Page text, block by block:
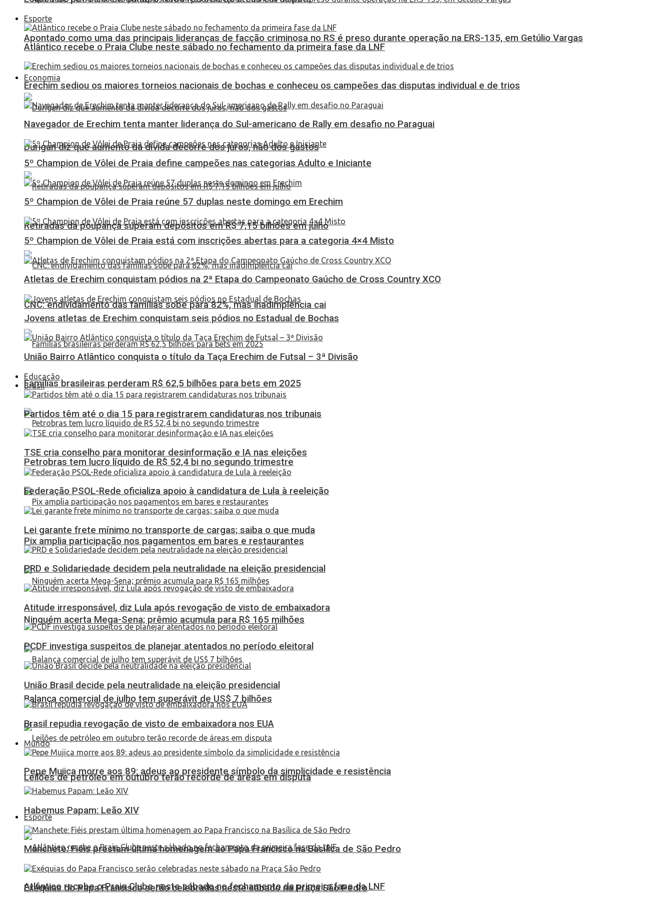
Apontado como uma das principais lideranças de facção criminosa no RS é preso durante operação na ERS-135, em Getúlio Vargas
Economia
Durigan diz que aumento da dívida decorre dos juros, não dos gastos
Retiradas da poupança superam depósitos em R$ 7,15 bilhões em julho
CNC: endividamento das famílias sobe para 82%, mas inadimplência cai
Famílias brasileiras perderam R$ 62,5 bilhões para bets em 2025
Petrobras tem lucro líquido de R$ 52,4 bi no segundo trimestre
Pix amplia participação nos pagamentos em bares e restaurantes
Ninguém acerta Mega-Sena; prêmio acumula para R$ 165 milhões
Balança comercial de julho tem superávit de US$ 7 bilhões
Leilões de petróleo em outubro terão recorde de áreas em disputa
Esporte
Atlântico recebe o Praia Clube neste sábado no fechamento da primeira fase da LNF
Esporte
Atlântico recebe o Praia Clube neste sábado no fechamento da primeira fase da LNF
Erechim sediou os maiores torneios nacionais de bochas e conheceu os campeões das disputas individual e de trios
Navegador de Erechim tenta manter liderança do Sul-americano de Rally em desafio no Paraguai
5º Champion de Vôlei de Praia define campeões nas categorias Adulto e Iniciante
5º Champion de Vôlei de Praia reúne 57 duplas neste domingo em Erechim
5º Champion de Vôlei de Praia está com inscrições abertas para a categoria 4×4 Misto
Atletas de Erechim conquistam pódios na 2ª Etapa do Campeonato Gaúcho de Cross Country XCO
Jovens atletas de Erechim conquistam seis pódios no Estadual de Bochas
União Bairro Atlântico conquista o título da Taça Erechim de Futsal – 3ª Divisão
Educação
Brasil
Partidos têm até o dia 15 para registrarem candidaturas nos tribunais
TSE cria conselho para monitorar desinformação e IA nas eleições
Federação PSOL-Rede oficializa apoio à candidatura de Lula à reeleição
Lei garante frete mínimo no transporte de cargas; saiba o que muda
PRD e Solidariedade decidem pela neutralidade na eleição presidencial
Atitude irresponsável, diz Lula após revogação de visto de embaixadora
PCDF investiga suspeitos de planejar atentados no período eleitoral
União Brasil decide pela neutralidade na eleição presidencial
Brasil repudia revogação de visto de embaixadora nos EUA
Mundo
Pepe Mujica morre aos 89: adeus ao presidente símbolo da simplicidade e resistência
Habemus Papam: Leão XIV
Manchete: Fiéis prestam última homenagem ao Papa Francisco na Basílica de São Pedro
Exéquias do Papa Francisco serão celebradas neste sábado na Praça São Pedro